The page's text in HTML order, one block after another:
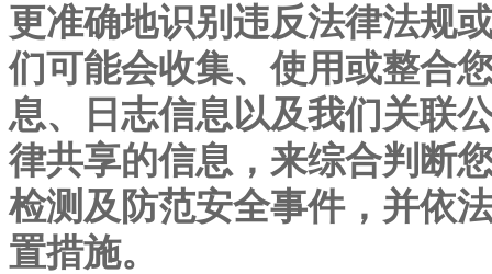
更准确地识别违反法律法规
们可能会收集、使用或整合
息、日志信息以及我们关联
律共享的信息，来综合判断
检测及防范安全事件，并依
置措施。